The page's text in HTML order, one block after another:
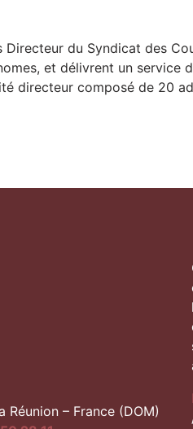
Directeur du Syndicat des
et délivrent un service
directeur composé de 20
Réunion – France (DOM)